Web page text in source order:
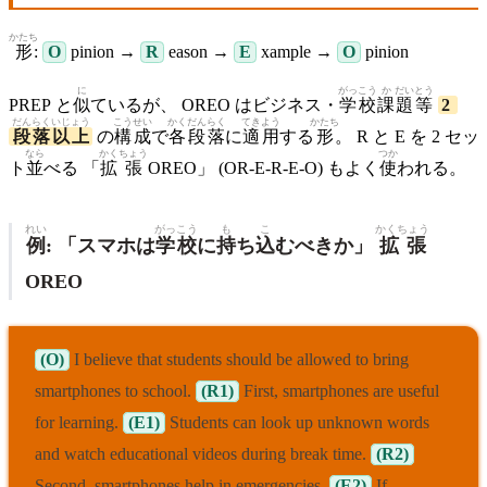
形
かたち
: O pinion → R eason → E xample → O pinion
PREP と似
に
ているが、 OREO はビジネス・ 学校
がっこう
課
か
題
だい
等
とう
2
段落
だんらく
以上
いじょう
の構成
こうせい
で各
かく
段落
だんらく
に適用
てきよう
する 形
かたち
。 R と E を 2 セッ
ト 並
なら
べる 「 拡
かく
張
ちょう
OREO」 (OR-E-R-E-O) もよく 使
つか
われる。
例
れい
: 「スマホは学校
がっこう
に持
も
ち込
こ
むべきか」 拡張
かくちょう
OREO
(O) I believe that students should be allowed to bring
smartphones to school. (R1) First, smartphones are useful
for learning. (E1) Students can look up unknown words
and watch educational videos during break time. (R2)